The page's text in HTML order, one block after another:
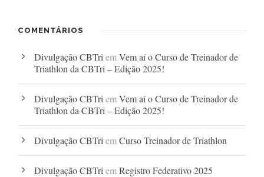
COMENTÁRIOS
Divulgação CBTri emVem aí o Curso de Treinador de
Triathlon da CBTri – Edição 2025!
Divulgação CBTri emVem aí o Curso de Treinador de
Triathlon da CBTri – Edição 2025!
Divulgação CBTri emCurso Treinador de Triathlon
Divulgação CBTri emRegistro Federativo 2025